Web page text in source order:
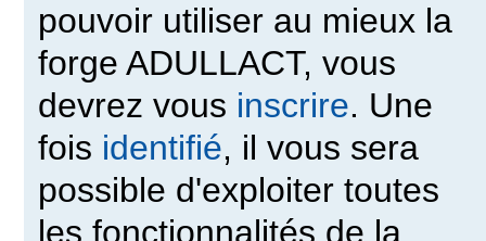
pouvoir utiliser au mieux la
forge ADULLACT, vous
devrez vous inscrire. Une
fois identifié, il vous sera
possible d'exploiter toutes
les fonctionnalités de la